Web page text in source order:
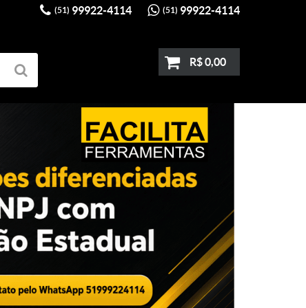
(51) 99922-4114 (51) 99922-4114
R$ 0,00